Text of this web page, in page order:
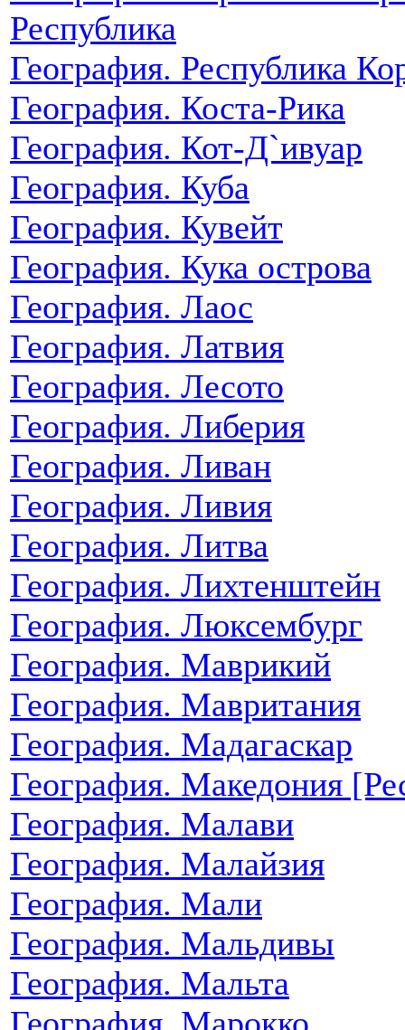
Республика
География. Республика
География. Коста-Рика
География. Кот-Д`ивуар
География. Куба
География. Кувейт
География. Кука острова
География. Лаос
География. Латвия
География. Лесото
География. Либерия
География. Ливан
География. Ливия
География. Литва
География. Лихтенштейн
География. Люксембург
География. Маврикий
География. Мавритания
География. Мадагаскар
География. Македония
География. Малави
География. Малайзия
География. Мали
География. Мальдивы
География. Мальта